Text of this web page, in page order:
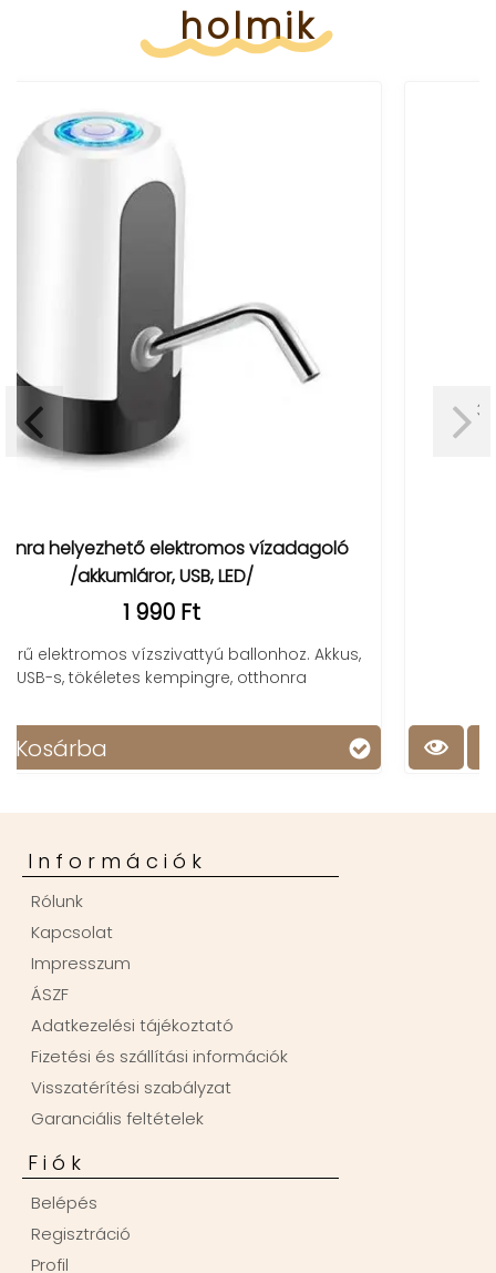
holmik
Akkus,
HCK-168 kézi konyhai késélező
3 fázisú kézi késélező az éles
Információk
Rólunk
Kapcsolat
Impresszum
ÁSZF
Adatkezelési tájékoztató
Fizetési és szállítási információk
Visszatérítési szabályzat
Garanciális feltételek
Fiók
Belépés
Regisztráció
Profil